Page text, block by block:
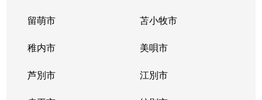
留萌市 苫小牧市
稚内市 美唄市
芦別市 江別市